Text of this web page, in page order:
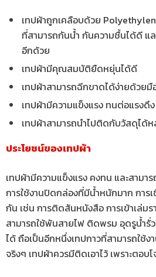
เทปผ้าถูกเคลือบด้วย
ที่สามารถกันน้ำ กันความชื้นได้ดี แ
อีกด้วย
เทปผ้ามีคุณสมบัติยืดหยุ่นได้ดี
เทปผ้าสามารถฉีกขาดได้ง่ายด้วยมื
เทปผ้ามีความแข็งแรง ทนต่อแรงดึง
เทปผ้าสามารถนำไปติดกับวัสดุได้
ประโยชน์ของเทปผ้า
เทปผ้ามีความแข็งแรง คงทน และสามา
การใช้งานปิดกล่องที่มีน้ำหนักมาก การ
กัน เช่น การติดสันหนังสือ การเข้าเล่ม
สามารถใช้พันสายไฟ ติดพรม อุดรูน้ำรั่
ได้ ถือเป็นอีกหนึ่งเทปกาวที่สามารถใช้ง
จริงๆ เทปผ้าควรมีติดเอาไว้ เพราะตอบ